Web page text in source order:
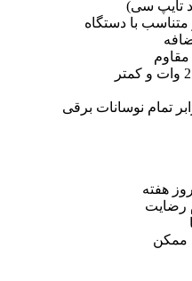
با دستگاه
تمام نوسانات برقی
رضایت
ممکن